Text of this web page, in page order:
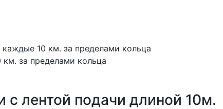
10 км. за пределами кольца
за пределами кольца
лентой подачи длиной 10м.